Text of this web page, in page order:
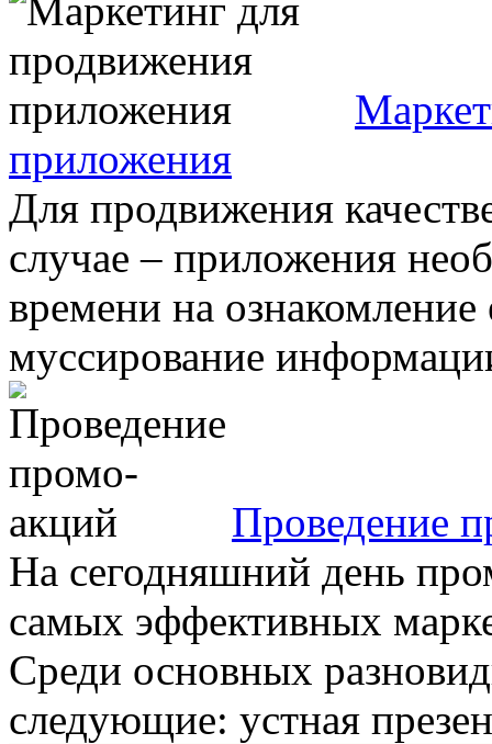
приложения
Для продвижения
случае – приложения
времени на
муссирование
Проведение
На сегодняшний день
самых эффективных
Среди основных
следующие: устная